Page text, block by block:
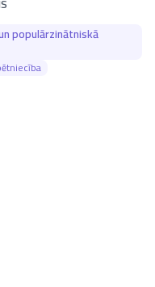
populārzinātniskā